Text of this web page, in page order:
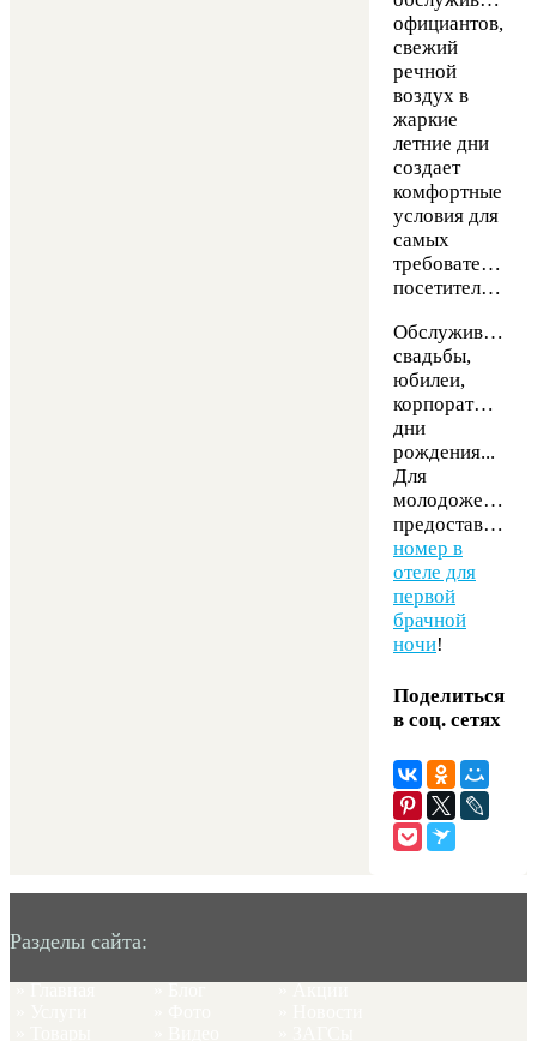
официантов,
свежий
речной
воздух в
жаркие
летние дни
создает
комфортные
условия для
самых
требовательных
посетителей.
Обслуживаем
свадьбы,
юбилеи,
корпоративы,
дни
рождения...
Для
молодоженов
предоставляем
номер в
отеле для
первой
брачной
ночи!
Поделиться
в соц. сетях
Разделы сайта: